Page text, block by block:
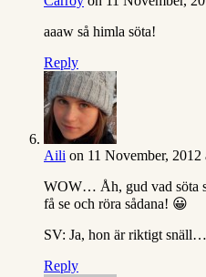
aaaw så himla söta!
Reply
Aili on 11 November, 2012
WOW… Åh, gud vad söta
få se och röra sådana! 😀
SV: Ja, hon är riktigt
Reply